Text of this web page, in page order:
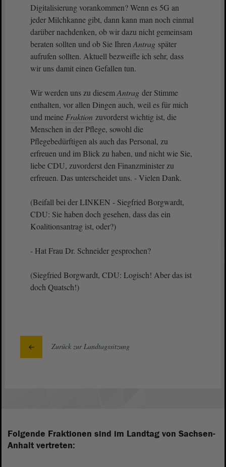
Digitalisierung vorankommen? Wenn es 5G an
jeder Milchkanne gibt, dann kann man noch einmal
darüber nachdenken, ob wir dazu nicht gemeinsam
beraten sollten und ob Sie Ihren Antrag später
aufrufen sollten. Aktuell bezweifle ich sehr, dass
wir uns damit einen Gefallen tun.
Wir werden uns zu diesemAntrag der Stimme
enthalten, vor allen Dingen auch, weil es für mich
und meine Fraktion zuvorderst wichtig ist, die
Menschen in der Pflege, sowohl die
Pflegebedürftigen als auch das Personal, zu
erfreuen und im Blick zu haben, und nicht wie Sie,
liebe CDU, zuvorderst den Finanzminister zu
erfreuen. Das unterscheidet uns. - Vielen Dank.
(Beifall bei der LINKEN - Siegfried Borgwardt,
CDU: Sie haben doch gesehen, dass das ein
Koalitionsantrag ist, oder?)
- Hat Frau Dr. Schneider gesprochen?
(Siegfried Borgwardt, CDU: Logisch! Aber das ist
doch Quatsch!)
Zurück zur Landtagssitzung
Folgende Fraktionen sind im Landtag von Sachsen-
Anhalt vertreten: